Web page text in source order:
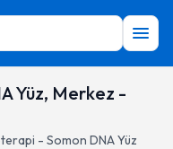
Yüz, Merkez -
- Somon DNA Yüz